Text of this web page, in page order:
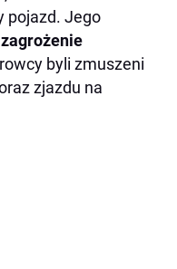
pojazd. Jego
byli zmuszeni
zjazdu na